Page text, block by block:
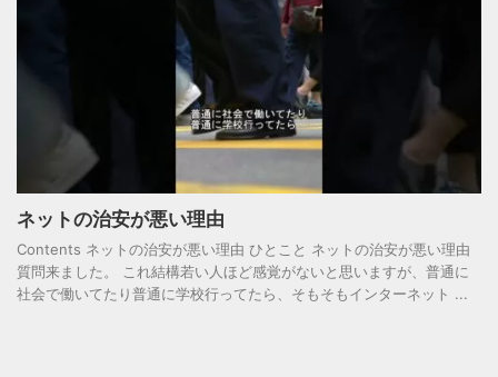
ネットの治安が悪い理由
Contents ネットの治安が悪い理由 ひとこと ネットの治安が悪い理由
質問来ました。 これ結構若い人ほど感覚がないと思いますが、普通に
社会で働いてたり普通に学校行ってたら、そもそもインターネット ...